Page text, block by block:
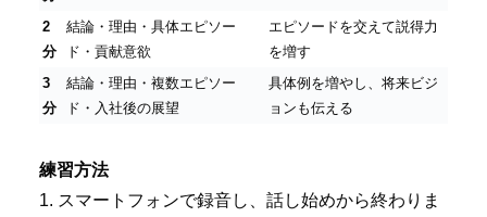
2
分
結論・理由・具体エピソー
ド・貢献意欲
エピソードを交えて説得力
を増す
3
分
結論・理由・複数エピソー
ド・入社後の展望
具体例を増やし、将来ビジ
ョンも伝える
練習方法
1. スマートフォンで録音し、話し始めから終わりま